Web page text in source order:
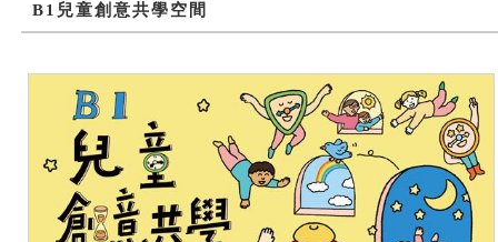
B1兒童創意共學空間